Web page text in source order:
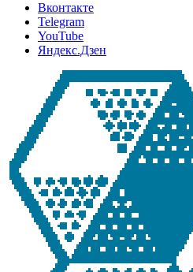
Вконтакте
Telegram
YouTube
Яндекс.Дзен